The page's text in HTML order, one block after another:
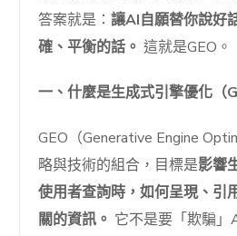
答案就是：讓AI自願替你說好
確、平衡的話。 這就是GEO。
一、什麼是生成式引擎優化（
GEO（Generative Engine
略與技術的組合，目標是影響
使用者查詢時，如何呈現、引
關的資訊。 它不是要「欺騙